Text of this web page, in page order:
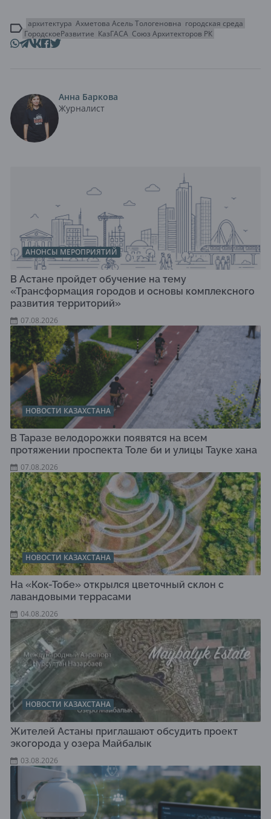
архитектура Ахметова Асель Тологеновна городская среда
ГородскоеРазвитие КазГАСА Союз Архитекторов РК
Анна Баркова
Журналист
АНОНСЫ МЕРОПРИЯТИЙ
В Астане пройдет обучение на тему
«Трансформация городов и основы комплексного
развития территорий»
07.08.2026
НОВОСТИ КАЗАХСТАНА
В Таразе велодорожки появятся на всем
протяжении проспекта Толе би и улицы Тауке хана
07.08.2026
НОВОСТИ КАЗАХСТАНА
На «Кок-Тобе» открылся цветочный склон с
лавандовыми террасами
04.08.2026
НОВОСТИ КАЗАХСТАНА
Жителей Астаны приглашают обсудить проект
экогорода у озера Майбалык
03.08.2026